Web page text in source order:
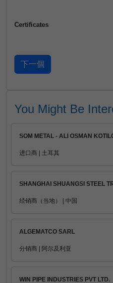
Certificates
You Might Be
SOM METAL - ALI OSMAN
进口商 | 土耳其
SHANGHAI SHUANGSI STEEL
经销商（当地） | 中国
ALGEMATCO SARL
分销商 | 阿尔及利亚
WIN PIPE INDUSTRIES PVT LTD.